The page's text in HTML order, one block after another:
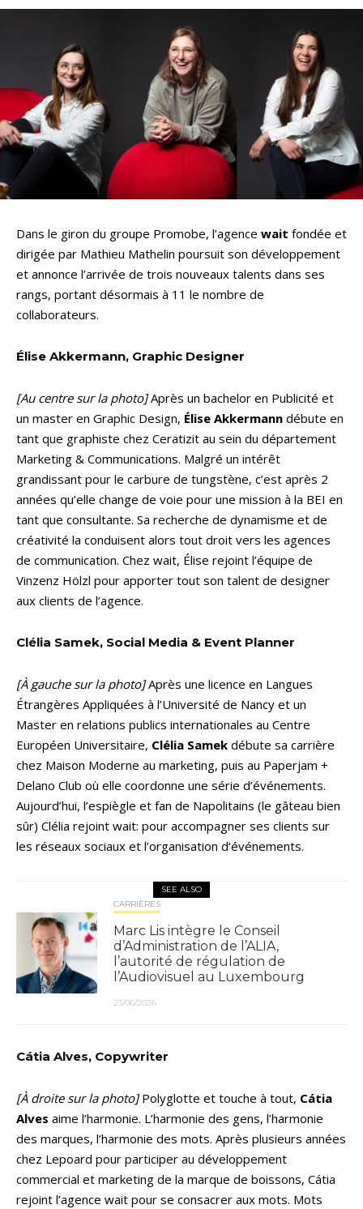
Dans le giron du groupe Promobe, l’agence wait fondée et
dirigée par Mathieu Mathelin poursuit son développement
et annonce l’arrivée de trois nouveaux talents dans ses
rangs, portant désormais à 11 le nombre de
collaborateurs.
Élise Akkermann, Graphic Designer
[Au centre sur la photo]Après un bachelor en Publicité et
un master en Graphic Design, Élise Akkermann débute en
tant que graphiste chez Ceratizit au sein du département
Marketing & Communications. Malgré un intérêt
grandissant pour le carbure de tungstène, c’est après 2
années qu’elle change de voie pour une mission à la BEI en
tant que consultante. Sa recherche de dynamisme et de
créativité la conduisent alors tout droit vers les agences
de communication. Chez wait, Élise rejoint l’équipe de
Vinzenz Hölzl pour apporter tout son talent de designer
aux clients de l’agence.
Clélia Samek, Social Media & Event Planner
[À gauche sur la photo]Après une licence en Langues
Étrangères Appliquées à l’Université de Nancy et un
Master en relations publics internationales au Centre
Européen Universitaire, Clélia Samek débute sa carrière
chez Maison Moderne au marketing, puis au Paperjam +
Delano Club où elle coordonne une série d’événements.
Aujourd’hui, l’espiègle et fan de Napolitains (le gâteau bien
sûr) Clélia rejoint wait: pour accompagner ses clients sur
les réseaux sociaux et l’organisation d’événements.
SEE ALSO
CARRIÈRES
Marc Lis intègre le Conseil
d’Administration de l’ALIA,
l’autorité de régulation de
l’Audiovisuel au Luxembourg
23/06/2026
Cátia Alves, Copywriter
[À droite sur la photo]Polyglotte et touche à tout, Cátia
Alves aime l’harmonie. L’harmonie des gens, l’harmonie
des marques, l’harmonie des mots. Après plusieurs années
chez Lepoard pour participer au développement
commercial et marketing de la marque de boissons, Cátia
rejoint l’agence wait pour se consacrer aux mots. Mots